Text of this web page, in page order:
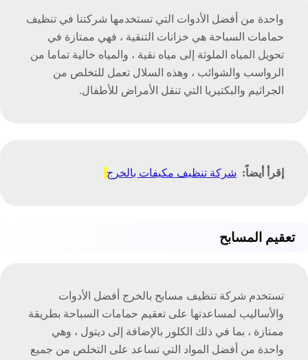
واحدة من أفضل الأدوات التي تستخدمها شركتنا في تنظيف
حمامات السباحة هي خزانات التنقية ، فهي ممتازة في
تحويل المياه الملوثة إلى مياه نقية ، والمياه خالية تماما من
الرواسب والشوائب ، وهذه السلال تعمل للتخلص من
الجراثيم والبكتيريا التي تنقل الأمراض للأطفال.
إقرأ أيضاً: شركة تنظيف مكيفات بالخرج
تعقيم المسابح
تستخدم شركة تنظيف مسابح بالخرج أفضل الأدوات
والأساليب لمساعدتها على تعقيم حمامات السباحة بطريقة
ممتازة ، بما في ذلك الكلور بالإضافة إلى ديتول ، وهي
واحدة من أفضل المواد التي تساعد على التخلص من جميع